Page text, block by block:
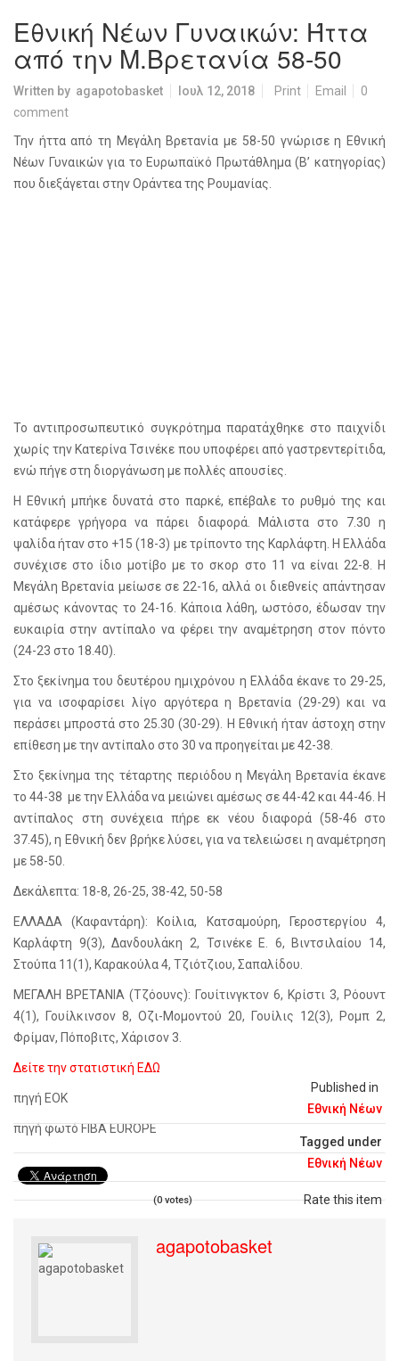
Εθνική Νέων Γυναικών: Ήττα
από την Μ.Βρετανία 58-50
Written by agapotobasket Ιουλ 12, 2018 Print Email
0
comment
Published in
Εθνική Νέων
Tagged under
Εθνική Νέων
Rate this item
(0 votes)
Την ήττα από τη Μεγάλη Βρετανία με 58-50 γνώρισε η Εθνική
Νέων Γυναικών για το Ευρωπαϊκό Πρωτάθλημα (Β’ κατηγορίας)
που διεξάγεται στην Οράντεα της Ρουμανίας.
Το αντιπροσωπευτικό συγκρότημα παρατάχθηκε στο παιχνίδι
χωρίς την Κατερίνα Τσινέκε που υποφέρει από γαστρεντερίτιδα,
ενώ πήγε στη διοργάνωση με πολλές απουσίες.
Η Εθνική μπήκε δυνατά στο παρκέ, επέβαλε το ρυθμό της και
κατάφερε γρήγορα να πάρει διαφορά. Μάλιστα στο 7.30 η
ψαλίδα ήταν στο +15 (18-3) με τρίποντο της Καρλάφτη. Η Ελλάδα
συνέχισε στο ίδιο μοτίβο με το σκορ στο 11 να είναι 22-8. Η
Μεγάλη Βρετανία μείωσε σε 22-16, αλλά οι διεθνείς απάντησαν
αμέσως κάνοντας το 24-16. Κάποια λάθη, ωστόσο, έδωσαν την
ευκαιρία στην αντίπαλο να φέρει την αναμέτρηση στον πόντο
(24-23 στο 18.40).
Στο ξεκίνημα του δευτέρου ημιχρόνου η Ελλάδα έκανε το 29-25,
για να ισοφαρίσει λίγο αργότερα η Βρετανία (29-29) και να
περάσει μπροστά στο 25.30 (30-29). Η Εθνική ήταν άστοχη στην
επίθεση με την αντίπαλο στο 30 να προηγείται με 42-38.
Στο ξεκίνημα της τέταρτης περιόδου η Μεγάλη Βρετανία έκανε
το 44-38 με την Ελλάδα να μειώνει αμέσως σε 44-42 και 44-46. Η
αντίπαλος στη συνέχεια πήρε εκ νέου διαφορά (58-46 στο
37.45), η Εθνική δεν βρήκε λύσει, για να τελειώσει η αναμέτρηση
με 58-50.
Δεκάλεπτα: 18-8, 26-25, 38-42, 50-58
ΕΛΛΑΔΑ (Καφαντάρη): Κοίλια, Κατσαμούρη, Γεροστεργίου 4,
Καρλάφτη 9(3), Δανδουλάκη 2, Τσινέκε Ε. 6, Βιντσιλαίου 14,
Στούπα 11(1), Καρακούλα 4, Τζιότζιου, Σαπαλίδου.
ΜΕΓΑΛΗ ΒΡΕΤΑΝΙΑ (Τζόουνς): Γουίτινγκτον 6, Κρίστι 3, Ρόουντ
4(1), Γουίλκινσον 8, Οζι-Μομοντού 20, Γουίλις 12(3), Ρομπ 2,
Φρίμαν, Πόποβιτς, Χάρισον 3.
Δείτε την στατιστική ΕΔΩ
πηγή ΕΟΚ
πηγή φωτό FIBA EUROPE
agapotobasket